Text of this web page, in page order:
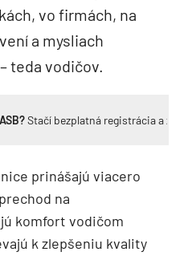
vo firmách, na
a mysliach
teda vodičov.
Stačí bezplatná registrácia a
prinášajú viacero
na
komfort vodičom
k zlepšeniu kvality